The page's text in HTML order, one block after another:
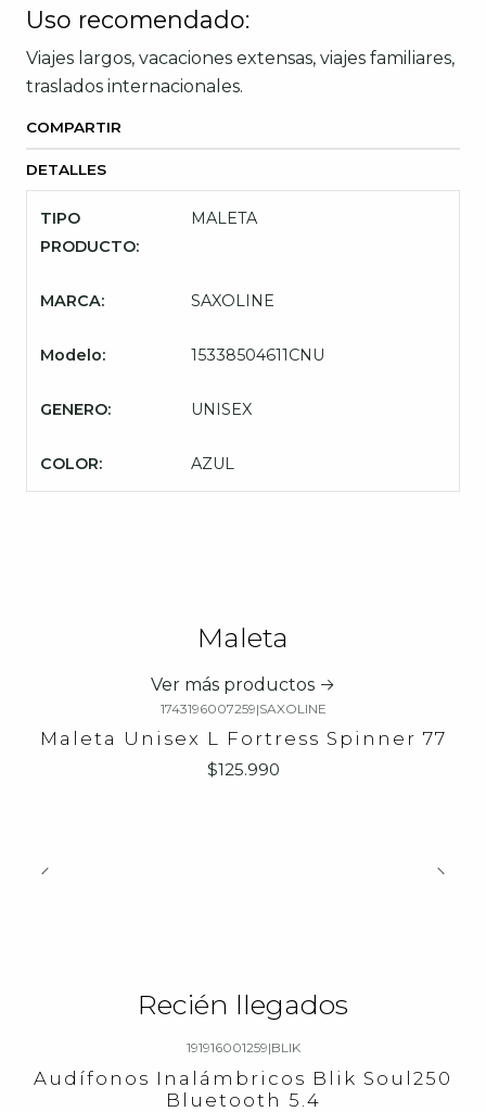
Uso recomendado:
Viajes largos, vacaciones extensas, viajes familiares,
traslados internacionales.
COMPARTIR
DETALLES
TIPO
PRODUCTO:
MALETA
MARCA: SAXOLINE
Modelo: 15338504611CNU
GENERO: UNISEX
COLOR: AZUL
Maleta
Ver más productos
1743196007259|SAXOLINE
Maleta Unisex L Fortress Spinner 77
$125.990
Recién llegados
-23%OFF
191916001259|BLIK
Audífonos Inalámbricos Blik Soul250
Bluetooth 5.4